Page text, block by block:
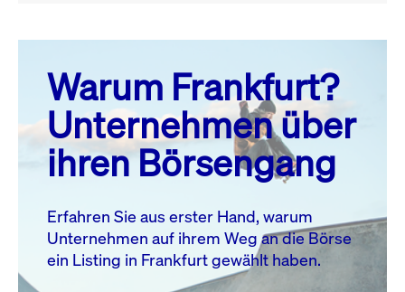
August 26
MO. DI. MI. DO. FR. SA. SO.
1
2
3
4 5 6 7 8
10 11 13 14
17
18 19 20 21 22
23
27 28
Warum Frankfurt?
Unternehmen über
ihren Börsengang
Erfahren Sie aus erster Hand, warum
Unternehmen auf ihrem Weg an die Börse
ein Listing in Frankfurt gewählt haben.